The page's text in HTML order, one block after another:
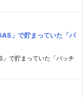
」で貯まっていた「パ
で貯まっていた「パッチ